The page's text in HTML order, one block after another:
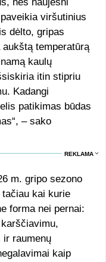
viršutinius
dėlto, gripas
temperatūrą
kaulų
itin stipriu
Kadangi
patikimas būdas
– sako
REKLAMA
m. gripo sezono
kai kurie
forma nei pernai:
raumenų
kaip